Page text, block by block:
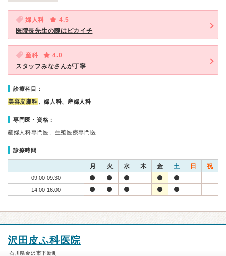
婦人科
4.5
医院長先生の腕はピカイチ
産科
4.0
スタッフみなさんが丁寧
診療科目：
美容皮膚科 、婦人科、産婦人科
専門医・資格：
産婦人科専門医、生殖医療専門医
診療時間
月 火 水 木 金 土 日 祝
09:00-09:30
14:00-16:00
沢田皮ふ科医院
石川県金沢市下新町